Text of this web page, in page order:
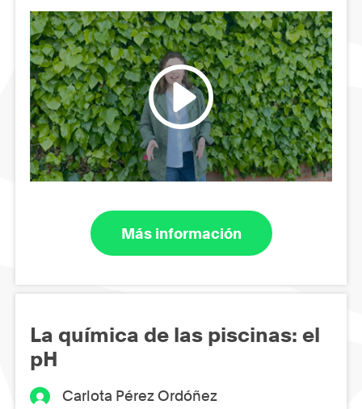
Más información
La química de las piscinas: el
pH
Carlota Pérez Ordóñez